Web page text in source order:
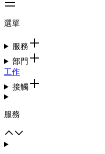
選單
服務
部門
工作
接觸
服務